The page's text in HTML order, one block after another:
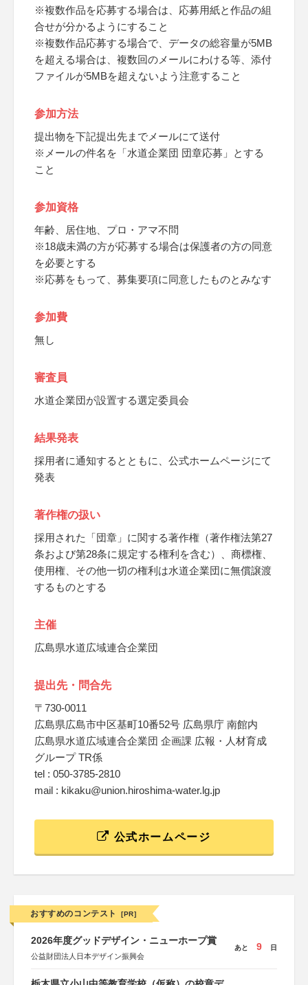
※複数作品を応募する場合は、応募用紙と作品の組
合せが分かるようにすること
※複数作品応募する場合で、データの総容量が5MB
を超える場合は、複数回のメールにわける等、添付
ファイルが5MBを超えないよう注意すること
参加方法
提出物を下記提出先までメールにて送付
※メールの件名を「水道企業団 団章応募」とする
こと
参加資格
年齢、居住地、プロ・アマ不問
※18歳未満の方が応募する場合は保護者の方の同意
を必要とする
※応募をもって、募集要項に同意したものとみなす
参加費
無し
審査員
水道企業団が設置する選定委員会
結果発表
採用者に通知するとともに、公式ホームページにて
発表
著作権の扱い
採用された「団章」に関する著作権（著作権法第27
条および第28条に規定する権利を含む）、商標権、
使用権、その他一切の権利は水道企業団に無償譲渡
するものとする
主催
広島県水道広域連合企業団
提出先・問合先
〒730-0011
広島県広島市中区基町10番52号 広島県庁 南館内
広島県水道広域連合企業団 企画課 広報・人材育成
グループ TR係
tel : 050-3785-2810
mail : kikaku@union.hiroshima-water.lg.jp
公式ホームページ
おすすめのコンテスト [PR]
2026年度グッドデザイン・ニューホープ賞
公益財団法人日本デザイン振興会
あと 9 日